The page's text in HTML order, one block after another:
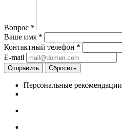
Вопрос *
Ваше имя *
Контактный телефон *
E-mail
Отправить Сбросить
Персональные рекомендации